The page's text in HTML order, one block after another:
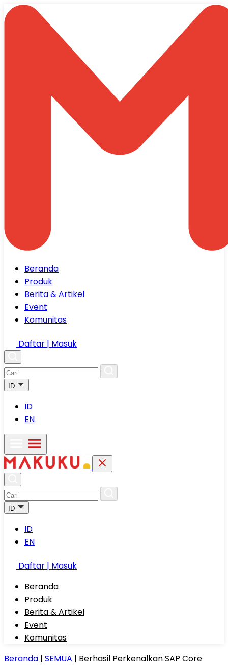
Beranda
Produk
Berita & Artikel
Event
Komunitas
Daftar | Masuk
ID
ID
EN
ID
ID
EN
Daftar | Masuk
Beranda
Produk
Berita & Artikel
Event
Komunitas
Beranda | SEMUA | Berhasil Perkenalkan SAP Core